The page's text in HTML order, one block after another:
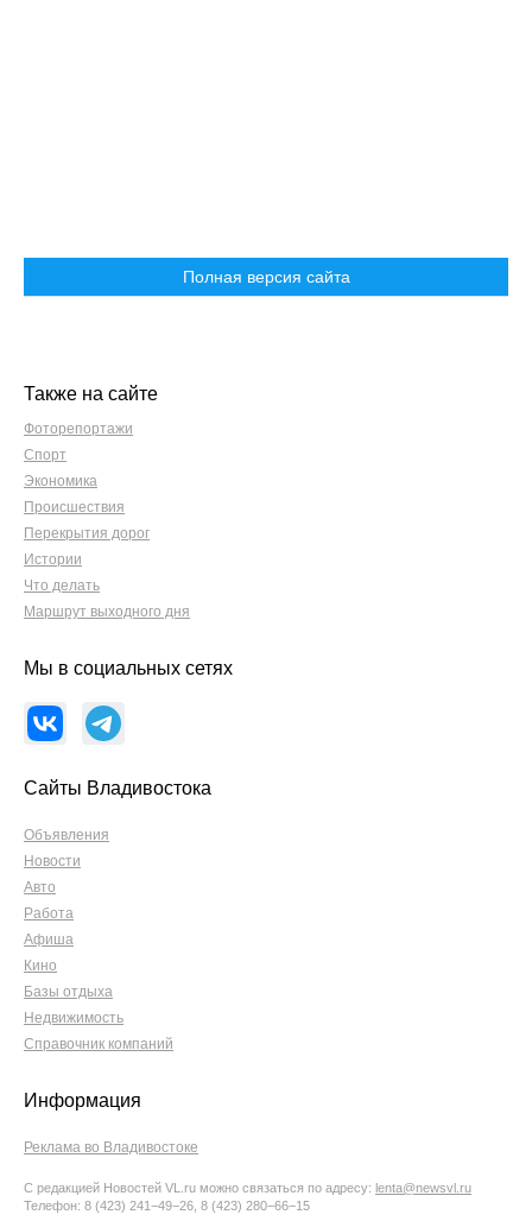
Полная версия сайта
Также на сайте
Фоторепортажи
Спорт
Экономика
Происшествия
Перекрытия дорог
Истории
Что делать
Маршрут выходного дня
Мы в социальных сетях
Сайты Владивостока
Объявления
Новости
Авто
Работа
Афиша
Кино
Базы отдыха
Недвижимость
Справочник компаний
Информация
Реклама во Владивостоке
С редакцией Новостей VL.ru можно связаться по адресу: lenta@newsvl.ru
Телефон: 8 (423) 241−49−26, 8 (423) 280−66−15